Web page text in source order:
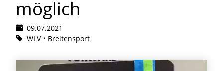
möglich
09.07.2021
WLV
Breitensport